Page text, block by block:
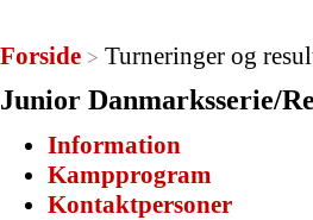
Forside > Turneringer og
Junior Danmarksserie/
Information
Kampprogram
Kontaktpersoner